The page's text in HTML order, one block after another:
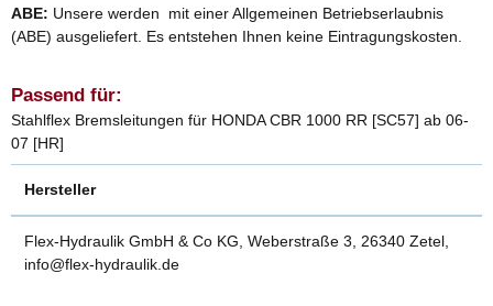
ABE: Unsere werden mit einer Allgemeinen Betriebserlaubnis
(ABE) ausgeliefert. Es entstehen Ihnen keine Eintragungskosten.
Passend für:
Stahlflex Bremsleitungen für HONDA CBR 1000 RR [SC57] ab 06-
07 [HR]
Hersteller
Flex-Hydraulik GmbH & Co KG, Weberstraße 3, 26340 Zetel,
info@flex-hydraulik.de